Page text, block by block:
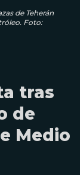
de Teherán
Foto:
tras
de
Medio